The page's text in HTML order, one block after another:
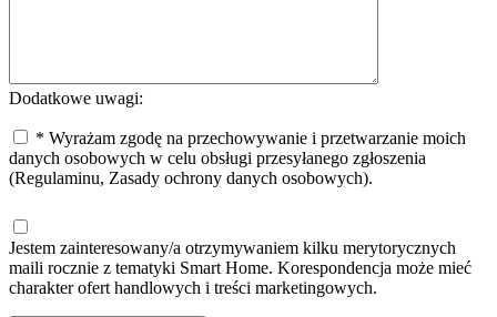
Dodatkowe uwagi:
* Wyrażam zgodę na przechowywanie i przetwarzanie moich
danych osobowych w celu obsługi przesyłanego zgłoszenia
(Regulaminu, Zasady ochrony danych osobowych).
Jestem zainteresowany/a otrzymywaniem kilku merytorycznych
maili rocznie z tematyki Smart Home. Korespondencja może mieć
charakter ofert handlowych i treści marketingowych.